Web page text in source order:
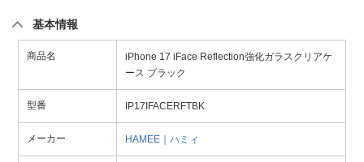
基本情報
商品名
iPhone 17 iFace Reflection強化ガラスクリアケ
ース ブラック
型番 IP17IFACERFTBK
メーカー HAMEE｜ハミィ